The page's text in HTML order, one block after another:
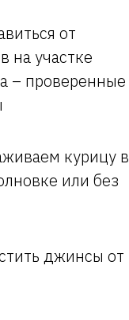
от
на участке
– проверенные
курицу в
или без
джинсы от